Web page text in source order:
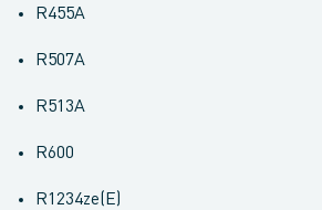
R455A
R507A
R513A
R600
R1234ze(E)